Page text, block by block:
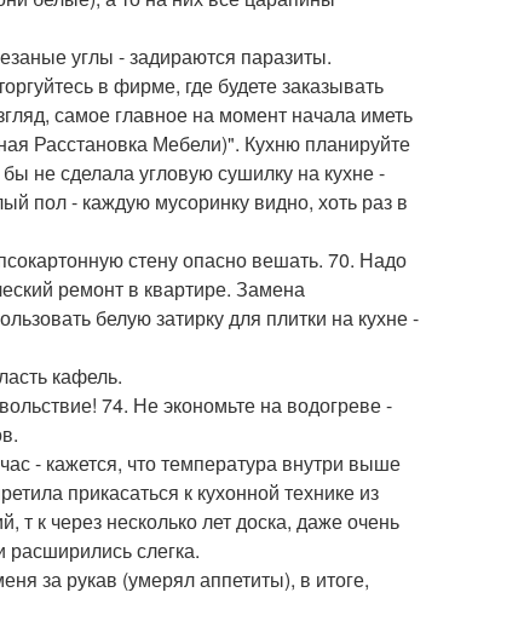
углы - задираются паразиты.
в фирме, где будете заказывать
самое главное на момент начала иметь
Расстановка Мебели)". Кухню планируйте
не сделала угловую сушилку на кухне -
пол - каждую мусоринку видно, хоть раз в
стену опасно вешать. 70. Надо
ремонт в квартире. Замена
белую затирку для плитки на кухне -
кафель.
74. Не экономьте на водогреве -
- кажется, что температура внутри выше
прикасаться к кухонной технике из
т к через несколько лет доска, даже очень
слегка.
за рукав (умерял аппетиты), в итоге,